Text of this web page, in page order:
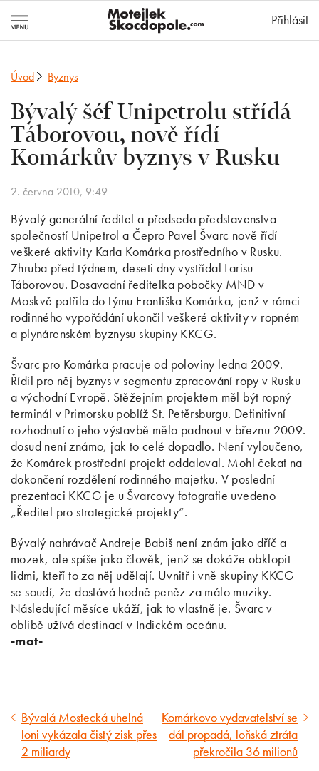
Přihlásit
Úvod Byznys
Bývalý šéf Unipetrolu střídá
Táborovou, nově řídí
Komárkův byznys v Rusku
2. června 2010, 9:49
Bývalý generální ředitel a předseda představenstva
společností Unipetrol a Čepro Pavel Švarc nově řídí
veškeré aktivity Karla Komárka prostředního v Rusku.
Zhruba před týdnem, deseti dny vystřídal Larisu
Táborovou. Dosavadní ředitelka pobočky MND v
Moskvě patřila do týmu Františka Komárka, jenž v rámci
rodinného vypořádání ukončil veškeré aktivity v ropném
a plynárenském byznysu skupiny KKCG.
Švarc pro Komárka pracuje od poloviny ledna 2009.
Řídil pro něj byznys v segmentu zpracování ropy v Rusku
a východní Evropě. Stěžejním projektem měl být ropný
terminál v Primorsku poblíž St. Petěrsburgu. Definitivní
rozhodnutí o jeho výstavbě mělo padnout v březnu 2009.
dosud není známo, jak to celé dopadlo. Není vyloučeno,
že Komárek prostřední projekt oddaloval. Mohl čekat na
dokončení rozdělení rodinného majetku. V poslední
prezentaci KKCG je u Švarcovy fotografie uvedeno
„Ředitel pro strategické projekty“.
Bývalý nahrávač Andreje Babiš není znám jako dříč a
mozek, ale spíše jako člověk, jenž se dokáže obklopit
lidmi, kteří to za něj udělají. Uvnitř i vně skupiny KKCG
se soudí, že dostává hodně peněz za málo muziky.
Následující měsíce ukáží, jak to vlastně je. Švarc v
oblibě užívá destinací v Indickém oceánu.
-mot-
Předcházející
článek
Bývalá Mostecká uhelná
loni vykázala čistý zisk přes
2 miliardy
Následující
článek
Komárkovo vydavatelství se
dál propadá, loňská ztráta
překročila 36 milionů